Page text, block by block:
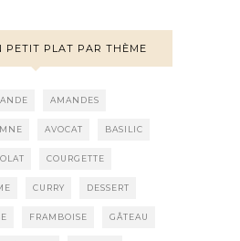
PETIT PLAT PAR THÈME
AMANDES
AVOCAT BASILIC
COURGETTE
CURRY DESSERT
FRAMBOISE GÂTEAU